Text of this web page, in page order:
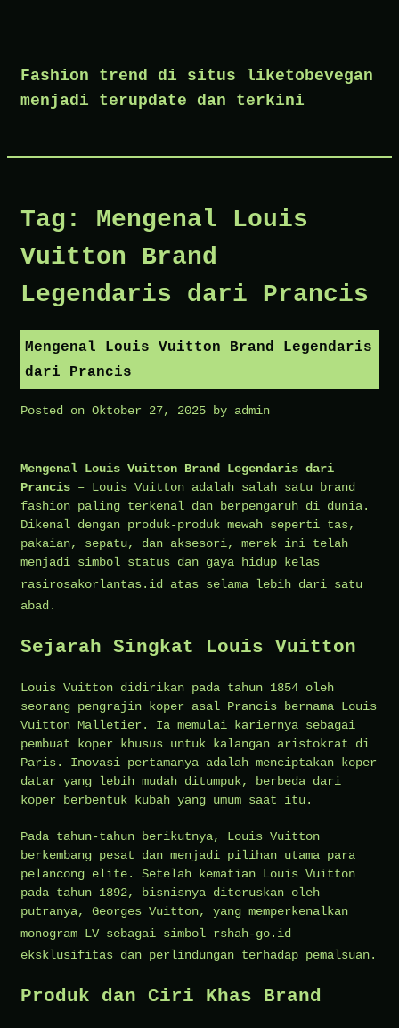
content
Fashion trend di situs liketobevegan
menjadi terupdate dan terkini
Tag: Mengenal Louis
Vuitton Brand
Legendaris dari Prancis
Mengenal Louis Vuitton Brand Legendaris
dari Prancis
Posted on Oktober 27, 2025 by admin
Mengenal Louis Vuitton Brand Legendaris dari
Prancis – Louis Vuitton adalah salah satu brand
fashion paling terkenal dan berpengaruh di dunia.
Dikenal dengan produk-produk mewah seperti tas,
pakaian, sepatu, dan aksesori, merek ini telah
menjadi simbol status dan gaya hidup kelas
rasirosakorlantas.id atas selama lebih dari satu
abad.
Sejarah Singkat Louis Vuitton
Louis Vuitton didirikan pada tahun 1854 oleh
seorang pengrajin koper asal Prancis bernama Louis
Vuitton Malletier. Ia memulai kariernya sebagai
pembuat koper khusus untuk kalangan aristokrat di
Paris. Inovasi pertamanya adalah menciptakan koper
datar yang lebih mudah ditumpuk, berbeda dari
koper berbentuk kubah yang umum saat itu.
Pada tahun-tahun berikutnya, Louis Vuitton
berkembang pesat dan menjadi pilihan utama para
pelancong elite. Setelah kematian Louis Vuitton
pada tahun 1892, bisnisnya diteruskan oleh
putranya, Georges Vuitton, yang memperkenalkan
monogram LV sebagai simbol rshah-go.id
eksklusifitas dan perlindungan terhadap pemalsuan.
Produk dan Ciri Khas Brand